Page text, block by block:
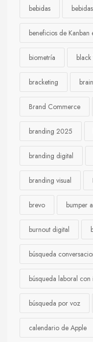
bebidas
beneficios de Kanban
biometría
bracketing
Brand Commerce
branding 2025
branding digital
branding visual
brevo bumper
burnout digital
búsqueda
búsqueda laboral
búsqueda por voz
calendario de Apple